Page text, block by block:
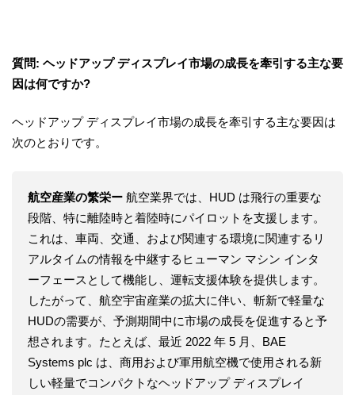
質問: ヘッドアップ ディスプレイ市場の成長を牽引する主な要
因は何ですか?
ヘッドアップ ディスプレイ市場の成長を牽引する主な要因は
次のとおりです。
航空産業の繁栄ー 航空業界では、HUD は飛行の重要な
段階、特に離陸時と着陸時にパイロットを支援します。
これは、車両、交通、および関連する環境に関連するリ
アルタイムの情報を中継するヒューマン マシン インタ
ーフェースとして機能し、運転支援体験を提供します。
したがって、航空宇宙産業の拡大に伴い、斬新で軽量な
HUDの需要が、予測期間中に市場の成長を促進すると予
想されます。たとえば、最近 2022 年 5 月、BAE
Systems plc は、商用および軍用航空機で使用される新
しい軽量でコンパクトなヘッドアップ ディスプレイ